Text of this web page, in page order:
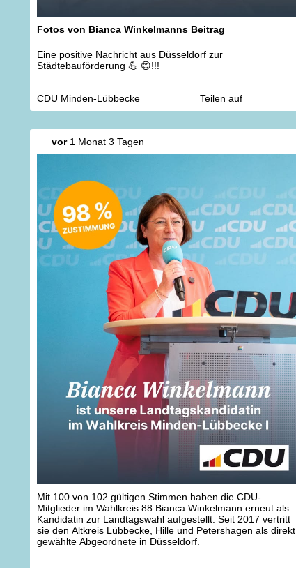
Fotos von Bianca Winkelmanns Beitrag
Eine positive Nachricht aus Düsseldorf zur
Städtebauförderung 💪 😊!!!
CDU Minden-Lübbecke Teilen auf
vor1 Monat 3 Tagen
Mit 100 von 102 gültigen Stimmen haben die CDU-
Mitglieder im Wahlkreis 88 Bianca Winkelmann erneut als
Kandidatin zur Landtagswahl aufgestellt. Seit 2017 vertritt
sie den Altkreis Lübbecke, Hille und Petershagen als direkt
gewählte Abgeordnete in Düsseldorf.